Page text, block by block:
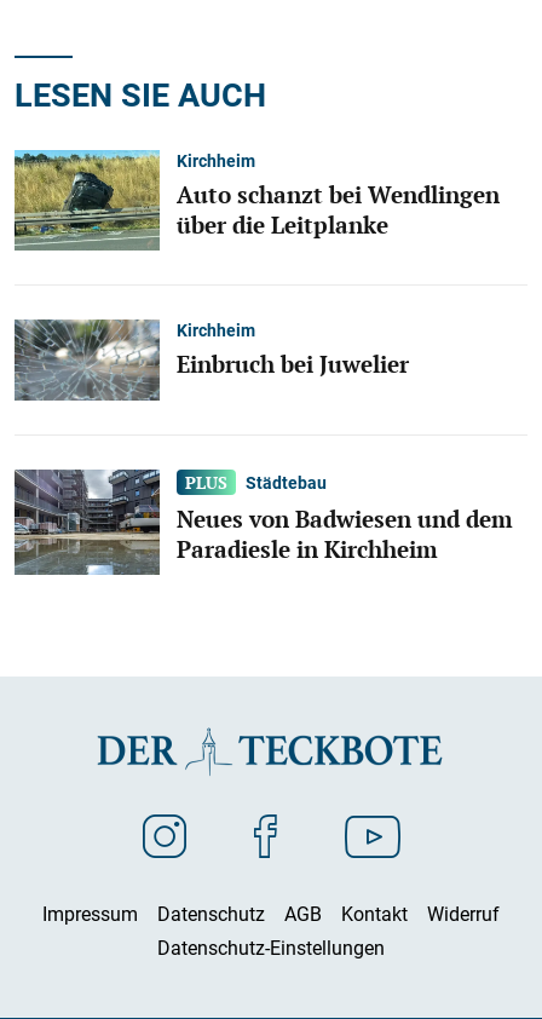
LESEN SIE AUCH
Kirchheim
Auto schanzt bei Wendlingen
über die Leitplanke
Kirchheim
Einbruch bei Juwelier
Städtebau
Neues von Badwiesen und dem
Paradiesle in Kirchheim
Impressum Datenschutz AGB Kontakt
Widerruf
Datenschutz-Einstellungen